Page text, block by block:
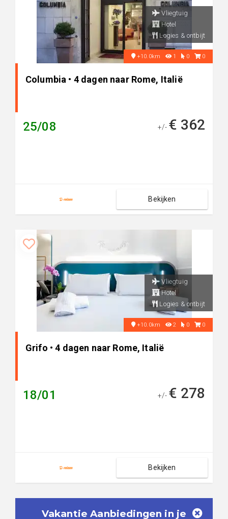
Vliegtuig
Hotel
Logies & ontbijt
+10.0km 1 0 0
Columbia • 4 dagen naar Rome, Italië
25/08 +/- € 362
Bekijken
Vliegtuig
Hotel
Logies & ontbijt
+10.0km 2 0 0
Grifo • 4 dagen naar Rome, Italië
18/01 +/- € 278
Bekijken
Vakantie Aanbiedingen in je